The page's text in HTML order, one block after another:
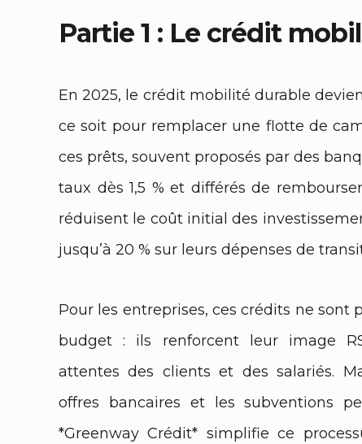
Partie 1 : Le crédit
En 2025, le crédit mobilité durable
ce soit pour remplacer une flotte de
ces prêts, souvent proposés par des
taux dès 1,5 % et différés de
réduisent le coût initial des
jusqu’à 20 % sur leurs dépenses de
Pour les entreprises, ces crédits ne sont
budget : ils renforcent leur image
attentes des clients et des salariés.
offres bancaires et les subventions
*Greenway Crédit* simplifie ce